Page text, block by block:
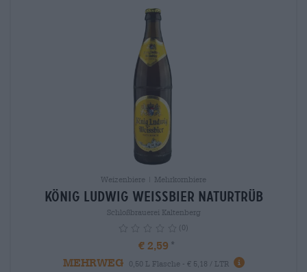
Weizenbiere | Mehrkornbiere
König Ludwig Weissbier naturtrüb
Schloßbrauerei Kaltenberg
(0)
€ 2,59
MEHRWEG
0,50 L Flasche - € 5,18 / LTR info